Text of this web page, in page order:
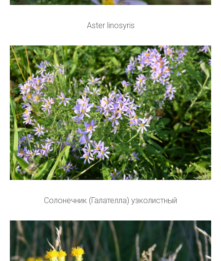
Aster linosyris
Солонечник (Галателла) узколистный